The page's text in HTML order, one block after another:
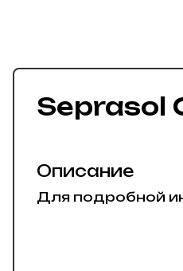
Seprasol
Описание
Для подробной